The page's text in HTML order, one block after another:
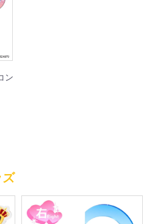
ン